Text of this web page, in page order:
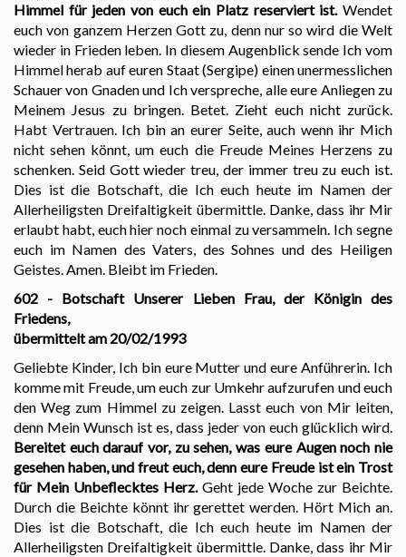
Himmel für jeden von euch ein Platz reserviert ist.Wendet
euch von ganzem Herzen Gott zu, denn nur so wird die Welt
wieder in Frieden leben. In diesem Augenblick sende Ich vom
Himmel herab auf euren Staat (Sergipe) einen unermesslichen
Schauer von Gnaden und Ich verspreche, alle eure Anliegen zu
Meinem Jesus zu bringen. Betet. Zieht euch nicht zurück.
Habt Vertrauen. Ich bin an eurer Seite, auch wenn ihr Mich
nicht sehen könnt, um euch die Freude Meines Herzens zu
schenken. Seid Gott wieder treu, der immer treu zu euch ist.
Dies ist die Botschaft, die Ich euch heute im Namen der
Allerheiligsten Dreifaltigkeit übermittle. Danke, dass ihr Mir
erlaubt habt, euch hier noch einmal zu versammeln. Ich segne
euch im Namen des Vaters, des Sohnes und des Heiligen
Geistes. Amen. Bleibt im Frieden.
602 - Botschaft Unserer Lieben Frau, der Königin des
Friedens,
übermittelt am 20/02/1993
Geliebte Kinder, Ich bin eure Mutter und eure Anführerin. Ich
komme mit Freude, um euch zur Umkehr aufzurufen und euch
den Weg zum Himmel zu zeigen. Lasst euch von Mir leiten,
denn Mein Wunsch ist es, dass jeder von euch glücklich wird.
Bereitet euch darauf vor, zu sehen, was eure Augen noch nie
gesehen haben, und freut euch, denn eure Freude ist ein Trost
für Mein Unbeflecktes Herz. Geht jede Woche zur Beichte.
Durch die Beichte könnt ihr gerettet werden. Hört Mich an.
Dies ist die Botschaft, die Ich euch heute im Namen der
Allerheiligsten Dreifaltigkeit übermittle. Danke, dass ihr Mir